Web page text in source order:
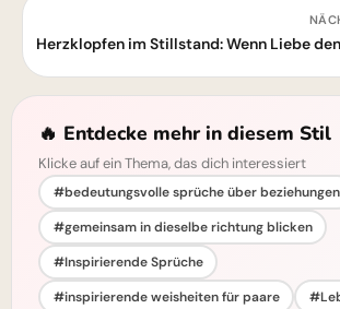
🔥 Entdecke mehr in diesem Stil
Klicke auf ein Thema, das dich interessiert
#bedeutungsvolle sprüche über beziehungen
#gemeinsam in dieselbe richtung blicken
#Inspirierende Sprüche
#inspirierende weisheiten für paare